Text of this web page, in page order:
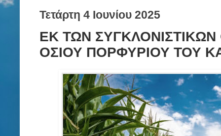
Τετάρτη 4 Ιουνίου 2025
ΕΚ ΤΩΝ
ΟΣΙΟΥ ΠΟΡΦΥΡΙΟΥ ΤΟΥ